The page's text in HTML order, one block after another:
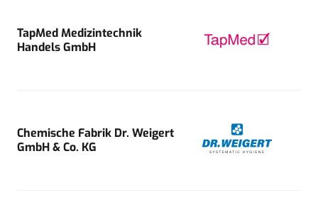
TapMed Medizintechnik
Handels GmbH
Chemische Fabrik Dr. Weigert
GmbH & Co. KG